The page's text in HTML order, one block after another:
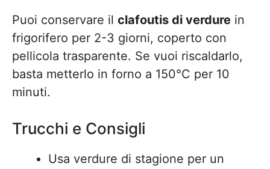
Puoi conservare il clafoutis di verdure in
frigorifero per 2-3 giorni, coperto con
pellicola trasparente. Se vuoi riscaldarlo,
basta metterlo in forno a 150°C per 10
minuti.
Trucchi e Consigli
Usa verdure di stagione per un